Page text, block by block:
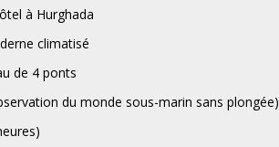
à Hurghada
climatisé
de 4 ponts
du monde sous-marin sans plongée)